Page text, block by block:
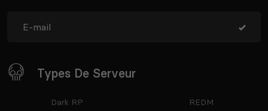
Types De Serveur
Dark RP
REDM